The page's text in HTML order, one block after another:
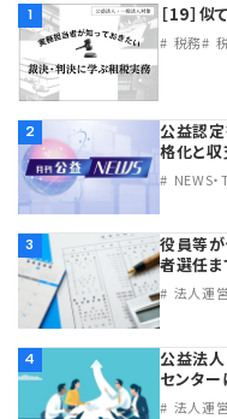
1 ［19］似
税務
2
公益認
格化と
NEWS
3
役員等
者選任
法人運
4
公益法
センタ
法人運営